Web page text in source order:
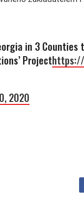
in 3 Counties
Projecthttps://
2020